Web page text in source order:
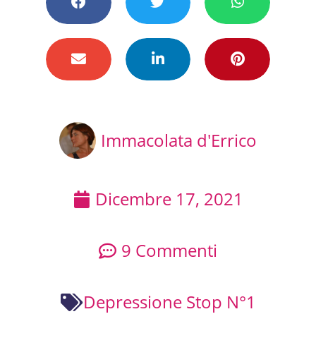
Immacolata d'Errico
Dicembre 17, 2021
9 Commenti
Depressione Stop N°1